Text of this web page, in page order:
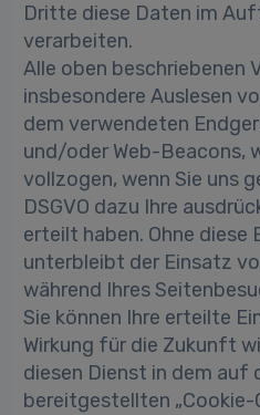
Dritte diese Daten im
verarbeiten.
Alle oben beschriebenen
insbesondere Auslesen
dem verwendeten
und/oder Web-Beacons,
vollzogen, wenn Sie uns
DSGVO dazu Ihre
erteilt haben. Ohne diese
unterbleibt der Einsatz
während Ihres
Sie können Ihre erteilte
Wirkung für die Zukunft
diesen Dienst in dem auf
bereitgestellten „Cookie-